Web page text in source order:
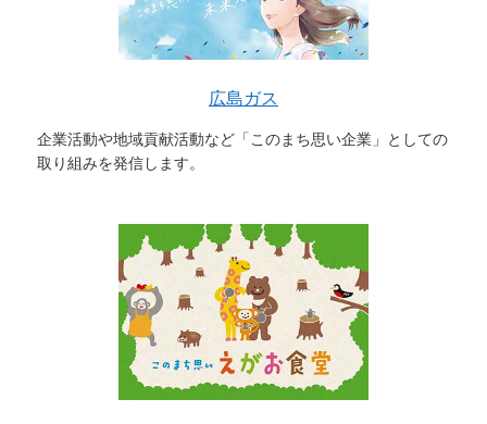
広島ガス
企業活動や地域貢献活動など「このまち思い企業」としての
取り組みを発信します。